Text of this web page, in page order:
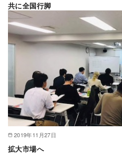
共に全国行脚
2019年11月27日
拡大市場へ